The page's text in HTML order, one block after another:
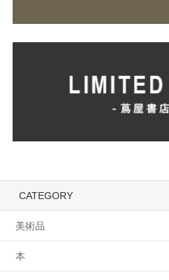
CATEGORY
美術品
本